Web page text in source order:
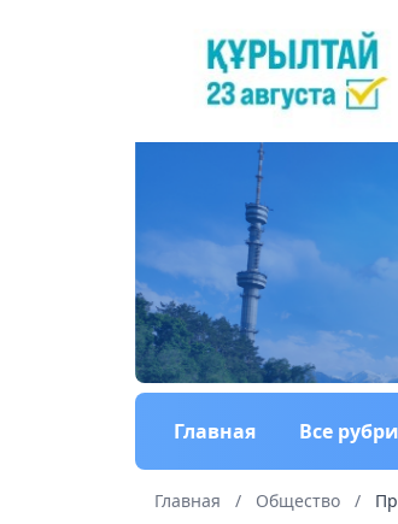
Главная Все
Главная / Общество /